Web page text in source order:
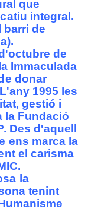
que
integral.
barri de
de
Immaculada
donar
1995 les
gestió i
la Fundació
Des d'aquell
ens marca la
el carisma
la
tenint